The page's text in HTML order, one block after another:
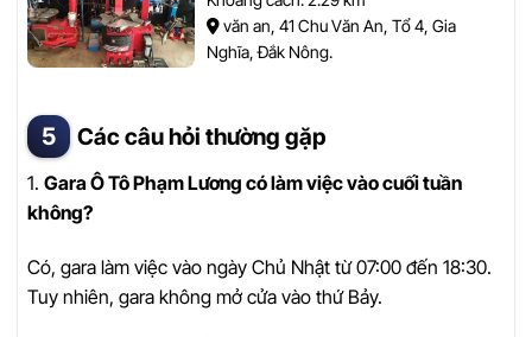
văn an, 41 Chu Văn An, Tổ 4, Gia
Nghĩa, Đắk Nông.
Các câu hỏi thường gặp
1. Gara Ô Tô Phạm Lương có làm việc vào cuối tuần
không?
Có, gara làm việc vào ngày Chủ Nhật từ 07:00 đến 18:30.
Tuy nhiên, gara không mở cửa vào thứ Bảy.